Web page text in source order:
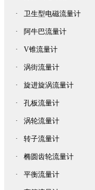
· 卫生型电磁流量计
· 阿牛巴流量计
· V锥流量计
· 涡街流量计
· 旋进旋涡流量计
· 孔板流量计
· 涡轮流量计
· 转子流量计
· 椭圆齿轮流量计
· 平衡流量计